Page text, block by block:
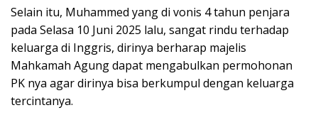
Selain itu, Muhammed yang di vonis 4 tahun penjara
pada Selasa 10 Juni 2025 lalu, sangat rindu terhadap
keluarga di Inggris, dirinya berharap majelis
Mahkamah Agung dapat mengabulkan permohonan
PK nya agar dirinya bisa berkumpul dengan keluarga
tercintanya.